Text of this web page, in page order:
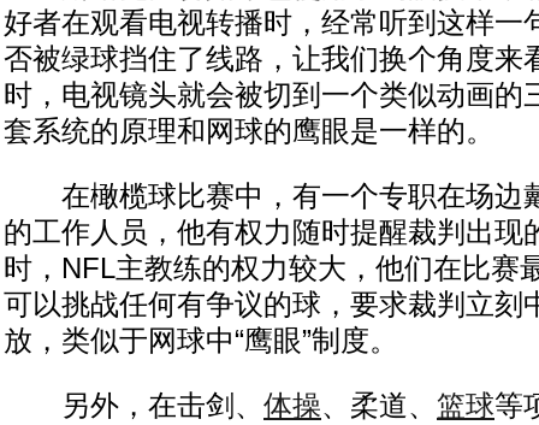
好者在观看电视转播时，经常听到这样一
否被绿球挡住了线路，让我们换个角度来
时，电视镜头就会被切到一个类似动画的
套系统的原理和网球的鹰眼是一样的。
在橄榄球比赛中，有一个专职在场边
的工作人员，他有权力随时提醒裁判出现
时，NFL主教练的权力较大，他们在比赛
可以挑战任何有争议的球，要求裁判立刻
放，类似于网球中“鹰眼”制度。
另外，在击剑、 体操、柔道、 篮球等